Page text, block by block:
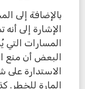
بالإضافة إلى
المسارات التي
البعض أن منع
المارة للخطر.